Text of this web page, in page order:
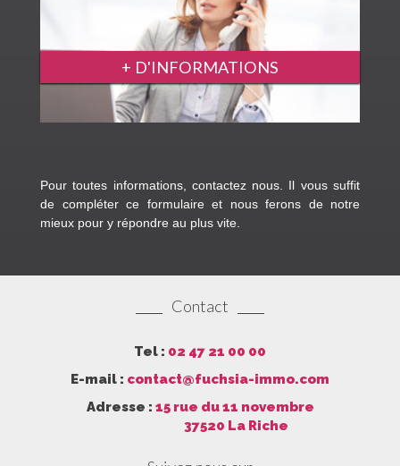
+ D'INFORMATIONS
Pour toutes informations, contactez nous. Il vous suffit
de compléter ce formulaire et nous ferons de notre
mieux pour y répondre au plus vite.
Contact
Tel : 02 47 21 00 00
E-mail : contact@fuchsia-immo.com
Adresse : 15 rue du 11 novembre
37520 La Riche